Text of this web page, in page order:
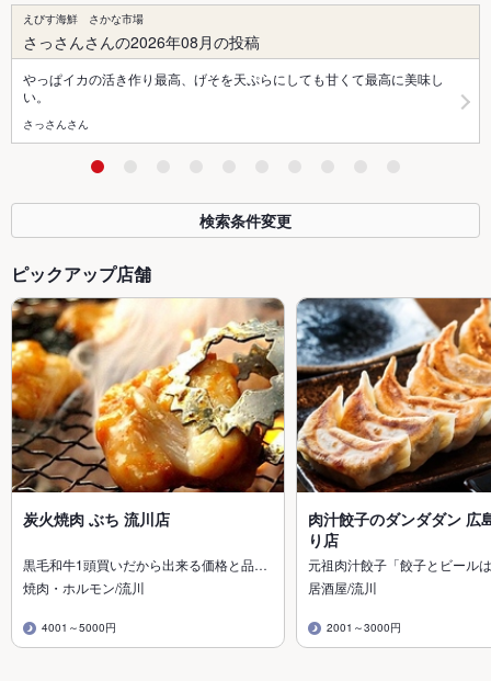
えびす海鮮 さかな市場
さっさんさんの2026年08月の投稿
やっぱイカの活き作り最高、げそを天ぷらにしても甘くて最高に美味し
い。
さっさんさん
検索条件変更
ピックアップ店舗
炭火焼肉 ぶち 流川店
黒毛和牛1頭買いだから出来る価格と品…
焼肉・ホルモン/流川
4001～5000円
肉汁餃子のダンダダン 広
り店
元祖肉汁餃子「餃子とビール
居酒屋/流川
2001～3000円